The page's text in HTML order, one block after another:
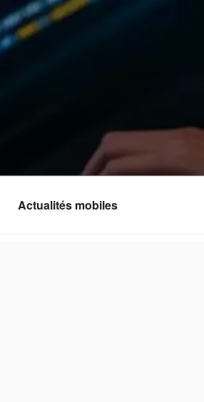
Actualités mobiles